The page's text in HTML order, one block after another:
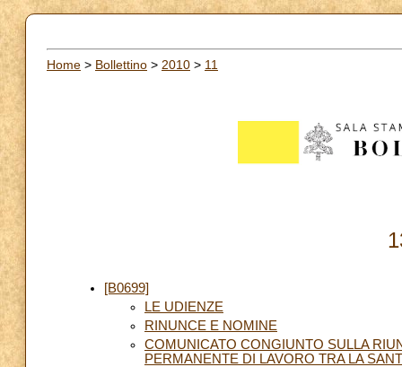
Home > Bollettino > 2010 > 11
[B0699]
LE UDIENZE
RINUNCE E NOMINE
COMUNICATO CONGIUNTO SULLA
PERMANENTE DI LAVORO TRA LA